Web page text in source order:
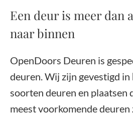
Een deur is meer dan
naar binnen
OpenDoors Deuren is
deuren. Wij zijn gevestigd in
soorten deuren en plaatsen
meest voorkomende